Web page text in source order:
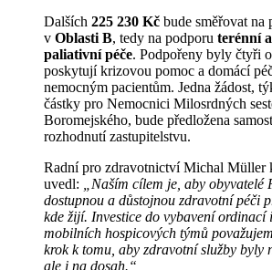
Dalších 225 230 Kč bude směřovat na
v Oblasti B, tedy na podporu terénní
paliativní péče. Podpořeny byly čtyři
poskytují krizovou pomoc a domácí
nemocným pacientům. Jedna žádost,
částky pro Nemocnici Milosrdných
Boromejského, bude předložena
rozhodnutí zastupitelstvu.
Radní pro zdravotnictví Michal Müller
uvedl: „Naším cílem je, aby obyvatelé
dostupnou a důstojnou zdravotní péči
kde žijí. Investice do vybavení ordinací
mobilních hospicových týmů
krok k tomu, aby zdravotní služby byly
ale i na dosah.“